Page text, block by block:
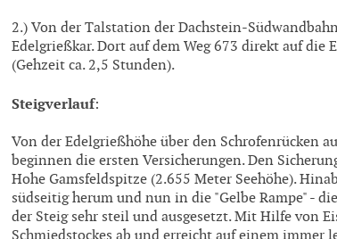
2.) Von der Talstation der Dachstein-
Edelgrießkar. Dort auf dem Weg 673 direkt auf die
(Gehzeit ca. 2,5 Stunden).
Steigverlauf:
Von der Edelgrießhöhe über den Schrofenrücken
beginnen die ersten Versicherungen. Den
Hohe Gamsfeldspitze (2.655 Meter Seehöhe).
südseitig herum und nun in die "Gelbe Rampe" -
der Steig sehr steil und ausgesetzt. Mit Hilfe von